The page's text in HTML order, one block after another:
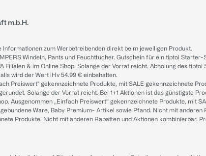
m.b.H.
zum Werbetreibenden direkt beim jeweiligen Produkt.
Windeln, Pants und Feuchttücher. Gutschein für ein tiptoi
Filialen & im Online Shop. Solange der Vorrat reicht. Abholung des
wird der Wert iHv 54.99 € einbehalten.
Preiswert" gekennzeichnete Produkte, mit SALE gekennzeichnete
Solange der Vorrat reicht. Bei 1+1 Aktionen ist das günstigste
Ausgenommen „Einfach Preiswert“ gekennzeichnete Produkte,
Ware, Baby Premium- Artikel sowie Pfand. Nicht mit
Produkte. Nicht mit anderen Rabatten und Aktionen kombinierbar.